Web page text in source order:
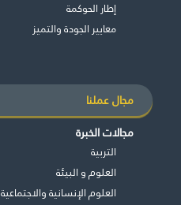
إطار الحوكمة
معايير الجودة والتميز
مجال عملنا
مجالات الخبرة
التربية
العلوم و البيئة
العلوم الإنسانية والاجتماعية